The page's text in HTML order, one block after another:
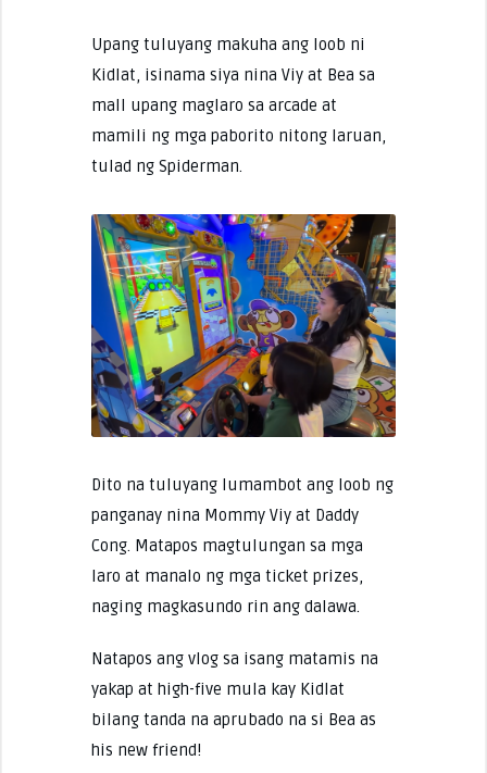
Upang tuluyang makuha ang loob ni
Kidlat, isinama siya nina Viy at Bea sa
mall upang maglaro sa arcade at
mamili ng mga paborito nitong laruan,
tulad ng Spiderman.
Dito na tuluyang lumambot ang loob ng
panganay nina Mommy Viy at Daddy
Cong. Matapos magtulungan sa mga
laro at manalo ng mga ticket prizes,
naging magkasundo rin ang dalawa.
Natapos ang vlog sa isang matamis na
yakap at high-five mula kay Kidlat
bilang tanda na aprubado na si Bea as
his new friend!